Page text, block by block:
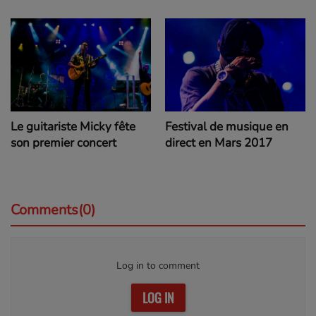
Le guitariste Micky fête
son premier concert
Festival de musique en
direct en Mars 2017
Comments(0)
Log in to comment
LOG IN